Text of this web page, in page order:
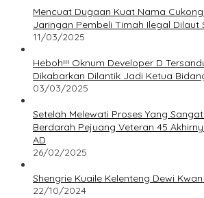
Mencuat Dugaan Kuat Nama
Jaringan Pembeli Timah Ilegal Dilaut
11/03/2025
Heboh!!! Oknum Developer D
Dikabarkan Dilantik Jadi Ketua
03/03/2025
Setelah Melewati Proses Yang
Berdarah Pejuang Veteran 45
AD
26/02/2025
Shengrie Kuaile Kelenteng Dewi
22/10/2024